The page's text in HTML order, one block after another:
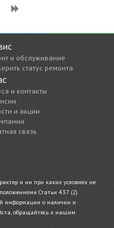
и обслуживание
статус ремонта
и контакты
и акции
связь
и ни при каких условиях не
Статьи 437 (2)
информации о наличии и
обращайтесь к нашим